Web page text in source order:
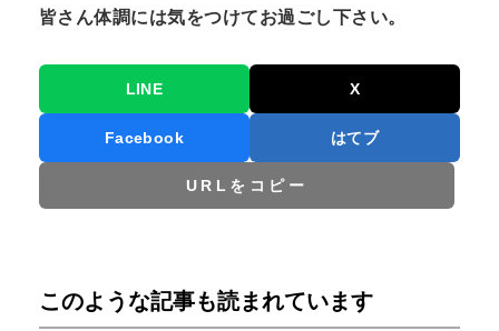
皆さん体調には気をつけてお過ごし下さい。
LINE X
Facebook はてブ
URLをコピー
このような記事も読まれています